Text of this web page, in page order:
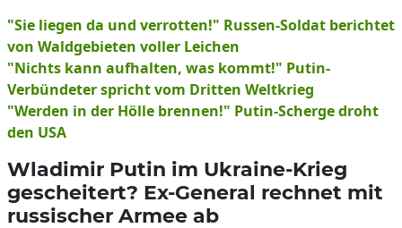
"Sie liegen da und verrotten!" Russen-Soldat berichtet
von Waldgebieten voller Leichen
"Nichts kann aufhalten, was kommt!" Putin-
Verbündeter spricht vom Dritten Weltkrieg
"Werden in der Hölle brennen!" Putin-Scherge droht
den USA
Wladimir Putin im Ukraine-Krieg
gescheitert? Ex-General rechnet mit
russischer Armee ab